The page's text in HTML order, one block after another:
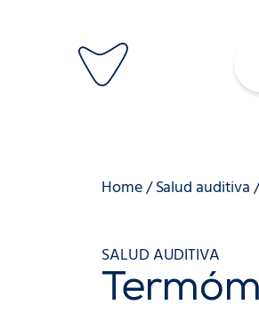
contenido
Home/Salud auditiva
SALUD AUDITIVA